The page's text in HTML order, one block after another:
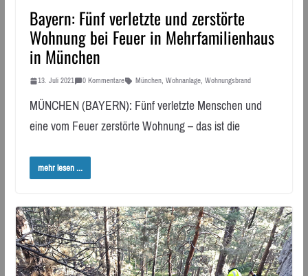
Bayern: Fünf verletzte und zerstörte
Wohnung bei Feuer in Mehrfamilienhaus
in München
13. Juli 2021 0 Kommentare München, Wohnanlage, Wohnungsbrand
MÜNCHEN (BAYERN): Fünf verletzte Menschen und
eine vom Feuer zerstörte Wohnung – das ist die
mehr lesen ...